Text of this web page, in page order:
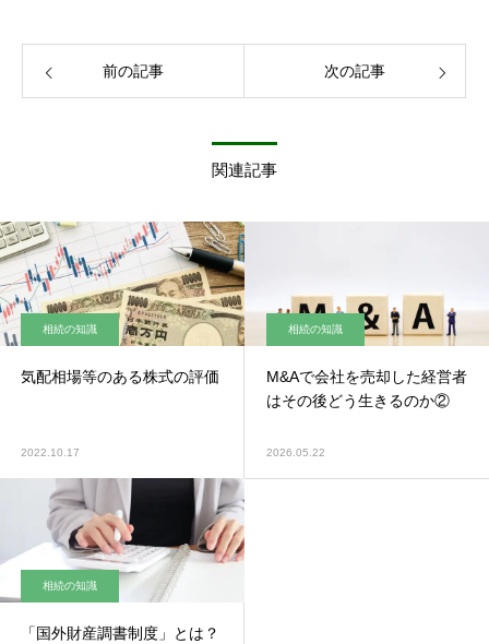
前の記事 次の記事
関連記事
相続の知識
気配相場等のある株式の評価
2022.10.17
相続の知識
M&Aで会社を売却した経営者
はその後どう生きるのか②
2026.05.22
相続の知識
「国外財産調書制度」とは？